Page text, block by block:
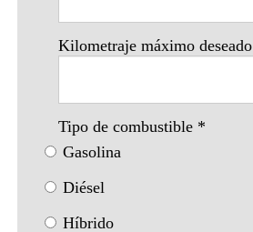
Kilometraje máximo deseado
Tipo de combustible *
Gasolina
Diésel
Híbrido